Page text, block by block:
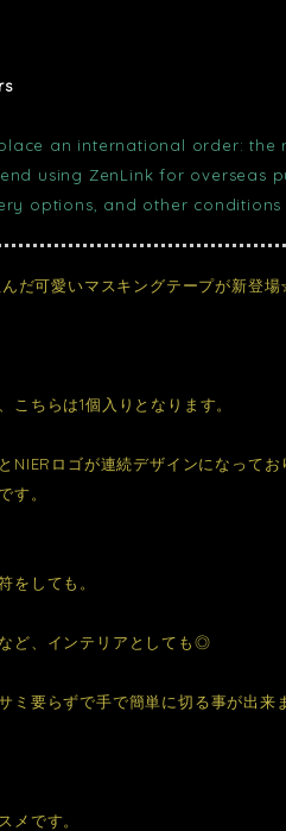
an international order:
using ZenLink for overseas
options, and other
だ可愛いマスキングテープが新登
ちらは1個入りとなります。
ロゴが連続デザインになってお
す。
をしても。
ど、インテリアとしても◎
ミ要らずで手で簡単に切る事が出来
メです。